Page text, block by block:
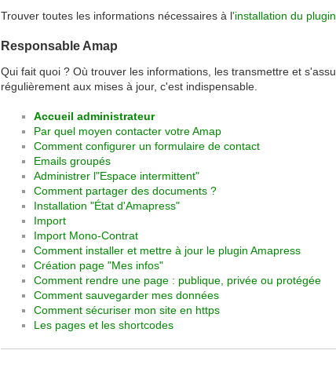
Trouver toutes les informations nécessaires à l'installation du plugin
Responsable Amap
Qui fait quoi ? Où trouver les informations, les transmettre et
régulièrement aux mises à jour, c'est indispensable.
Accueil administrateur
Par quel moyen contacter votre Amap
Comment configurer un formulaire de contact
Emails groupés
Administrer l"Espace intermittent"
Comment partager des documents ?
Installation "État d'Amapress"
Import
Import Mono-Contrat
Comment installer et mettre à jour le plugin Amapress
Création page "Mes infos"
Comment rendre une page : publique, privée ou protégée
Comment sauvegarder mes données
Comment sécuriser mon site en https
Les pages et les shortcodes